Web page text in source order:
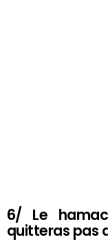
6/ Le
quitteras pas